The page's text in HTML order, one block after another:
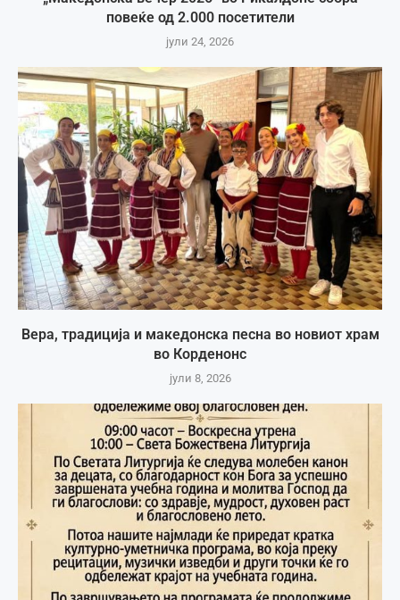
повеќе од 2.000 посетители
јули 24, 2026
Вера, традиција и македонска песна во новиот храм
во Корденонс
јули 8, 2026